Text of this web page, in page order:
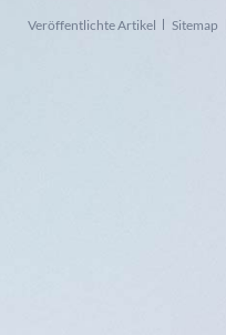
Navigation
Veröffentlichte Artikel Sitemap